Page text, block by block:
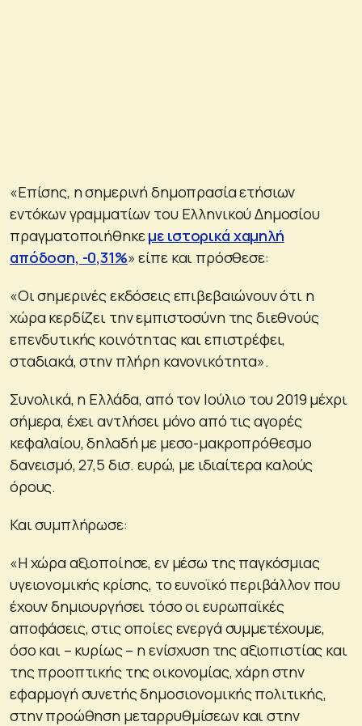
«Επίσης, η σημερινή δημοπρασία ετήσιων
εντόκων γραμματίων του Ελληνικού Δημοσίου
πραγματοποιήθηκεμε ιστορικά χαμηλή
απόδοση, -0,31%» είπε και πρόσθεσε:
«Οι σημερινές εκδόσεις επιβεβαιώνουν ότι η
χώρα κερδίζει την εμπιστοσύνη της διεθνούς
επενδυτικής κοινότητας και επιστρέφει,
σταδιακά, στην πλήρη κανονικότητα».
Συνολικά, η Ελλάδα, από τον Ιούλιο του 2019 μέχρι
σήμερα, έχει αντλήσει μόνο από τις αγορές
κεφαλαίου, δηλαδή με μεσο-μακροπρόθεσμο
δανεισμό, 27,5 δισ. ευρώ, με ιδιαίτερα καλούς
όρους.
Και συμπλήρωσε:
«Η χώρα αξιοποίησε, εν μέσω της παγκόσμιας
υγειονομικής κρίσης, το ευνοϊκό περιβάλλον που
έχουν δημιουργήσει τόσο οι ευρωπαϊκές
αποφάσεις, στις οποίες ενεργά συμμετέχουμε,
όσο και – κυρίως – η ενίσχυση της αξιοπιστίας και
της προοπτικής της οικονομίας, χάρη στην
εφαρμογή συνετής δημοσιονομικής πολιτικής,
στην προώθηση μεταρρυθμίσεων και στην